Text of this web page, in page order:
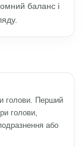
баланс і
голови. Перший
голови,
або